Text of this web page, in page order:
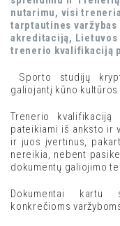
nutarimu, visi
tarptautines
akreditaciją,
trenerio kvalifikaciją
Sporto studijų
galiojantį kūno
Trenerio kvalifikaciją
pateikiami iš anksto ir
ir juos įvertinus,
nereikia, nebent
dokumentų galiojimo
Dokumentai kartu
konkrečioms